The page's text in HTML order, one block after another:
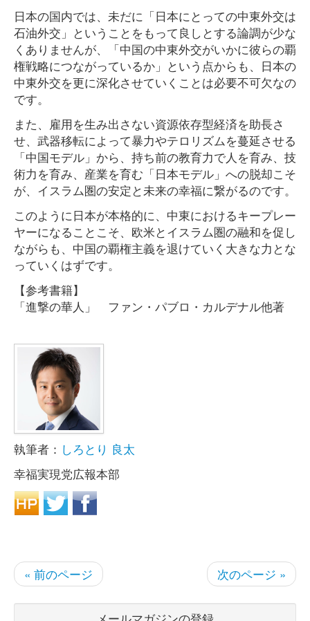
日本の国内では、未だに「日本にとっての中東外交は
石油外交」ということをもって良しとする論調が少な
くありませんが、「中国の中東外交がいかに彼らの覇
権戦略につながっているか」という点からも、日本の
中東外交を更に深化させていくことは必要不可欠なの
です。
また、雇用を生み出さない資源依存型経済を助長さ
せ、武器移転によって暴力やテロリズムを蔓延させる
「中国モデル」から、持ち前の教育力で人を育み、技
術力を育み、産業を育む「日本モデル」への脱却こそ
が、イスラム圏の安定と未来の幸福に繋がるのです。
このように日本が本格的に、中東におけるキープレー
ヤーになることこそ、欧米とイスラム圏の融和を促し
ながらも、中国の覇権主義を退けていく大きな力とな
っていくはずです。
【参考書籍】
「進撃の華人」 ファン・パブロ・カルデナル他著
執筆者： しろとり 良太
幸福実現党広報本部
« 前のページ 次のページ »